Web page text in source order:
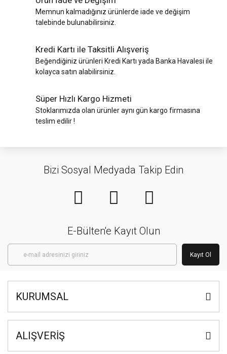
Memnun kalmadığınız ürünlerde iade ve değişim
talebinde bulunabilirsiniz.
Kredi Kartı ile Taksitli Alışveriş
Beğendiğiniz ürünleri Kredi Kartı yada Banka Havalesi ile
kolayca satın alabilirsiniz.
Süper Hızlı Kargo Hizmeti
Stoklarımızda olan ürünler aynı gün kargo firmasına
teslim edilir !
Bizi Sosyal Medyada Takip Edin
E-Bülten'e Kayıt Olun
Kayıt Ol
KURUMSAL
ALIŞVERİŞ